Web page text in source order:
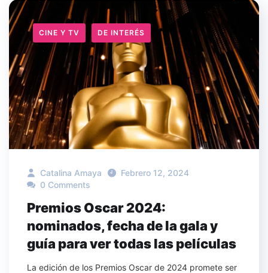
CINE Y TV DE INTERÉS
Catalina Amaya
Febrero 12, 2024
0 Comments
Premios Oscar 2024:
nominados, fecha de la gala y
guía para ver todas las películas
La edición de los Premios Oscar de 2024 promete ser